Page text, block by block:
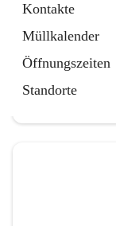
Kontakte
Müllkalender
Öffnungszeiten
Standorte